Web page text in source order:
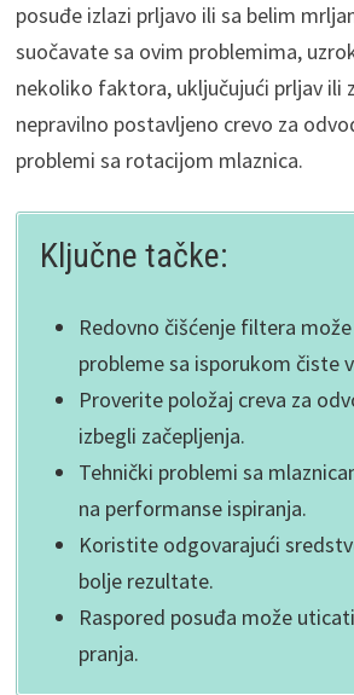
posuđe izlazi prljavo ili sa belim
suočavate sa ovim problemima,
nekoliko faktora, uključujući prljav ili
nepravilno postavljeno crevo za
problemi sa rotacijom mlaznica.
Ključne tačke:
Redovno čišćenje filtera
probleme sa isporukom čiste
Proverite položaj creva za
izbegli začepljenja.
Tehnički problemi sa
na performanse ispiranja.
Koristite odgovarajući
bolje rezultate.
Raspored posuđa može
pranja.